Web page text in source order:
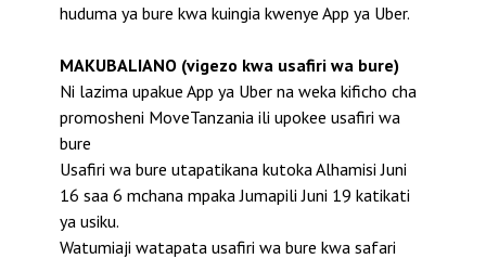
huduma ya bure kwa kuingia kwenye App ya Uber.
MAKUBALIANO (vigezo kwa usafiri wa bure)
Ni lazima upakue App ya Uber na weka kificho cha
promosheni MoveTanzania ili upokee usafiri wa
bure
Usafiri wa bure utapatikana kutoka Alhamisi Juni
16 saa 6 mchana mpaka Jumapili Juni 19 katikati
ya usiku.
Watumiaji watapata usafiri wa bure kwa safari